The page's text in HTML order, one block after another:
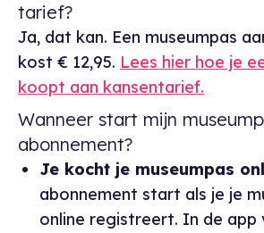
tarief?
Ja, dat kan. Een museumpas
kost € 12,95. Lees hier hoe je
koopt aan kansentarief.
Wanneer start mijn
abonnement?
Je kocht je museumpas
abonnement start als je je
online registreert. In de app